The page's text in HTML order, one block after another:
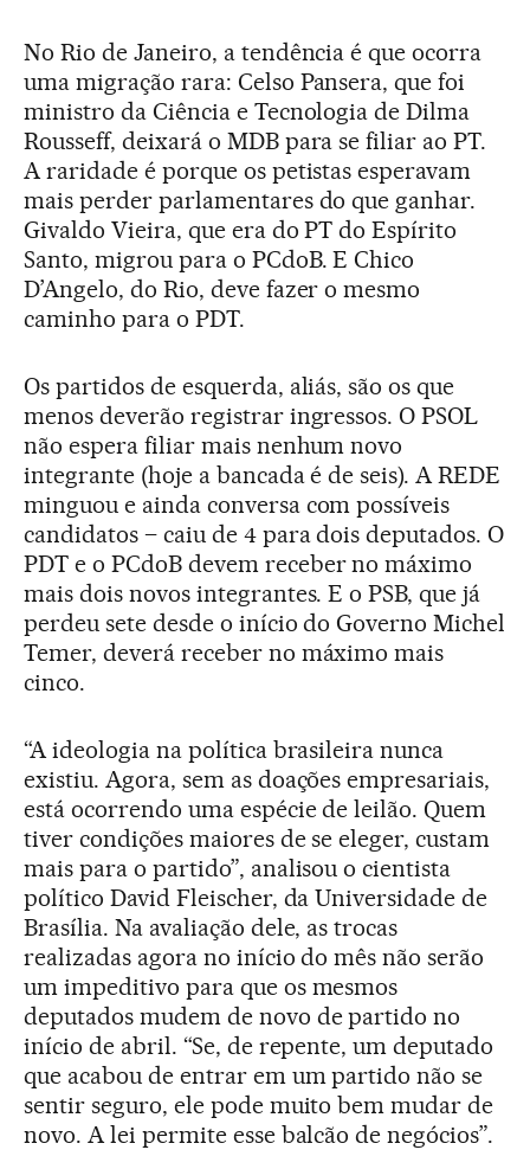
No Rio de Janeiro, a tendência é que ocorra
uma migração rara: Celso Pansera, que foi
ministro da Ciência e Tecnologia de Dilma
Rousseff, deixará o MDB para se filiar ao PT.
A raridade é porque os petistas esperavam
mais perder parlamentares do que ganhar.
Givaldo Vieira, que era do PT do Espírito
Santo, migrou para o PCdoB. E Chico
D’Angelo, do Rio, deve fazer o mesmo
caminho para o PDT.
Os partidos de esquerda, aliás, são os que
menos deverão registrar ingressos. O PSOL
não espera filiar mais nenhum novo
integrante (hoje a bancada é de seis). A REDE
minguou e ainda conversa com possíveis
candidatos – caiu de 4 para dois deputados. O
PDT e o PCdoB devem receber no máximo
mais dois novos integrantes. E o PSB, que já
perdeu sete desde o início do Governo Michel
Temer, deverá receber no máximo mais
cinco.
“A ideologia na política brasileira nunca
existiu. Agora, sem as doações empresariais,
está ocorrendo uma espécie de leilão. Quem
tiver condições maiores de se eleger, custam
mais para o partido”, analisou o cientista
político David Fleischer, da Universidade de
Brasília. Na avaliação dele, as trocas
realizadas agora no início do mês não serão
um impeditivo para que os mesmos
deputados mudem de novo de partido no
início de abril. “Se, de repente, um deputado
que acabou de entrar em um partido não se
sentir seguro, ele pode muito bem mudar de
novo. A lei permite esse balcão de negócios”.